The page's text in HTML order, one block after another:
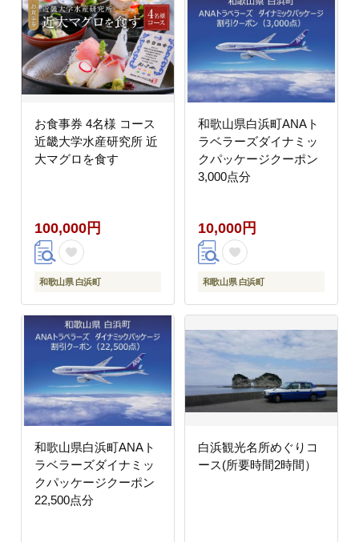
お食事券 4名様 コース
近畿大学水産研究所 近
大マグロを食す
100,000円
和歌山県 白浜町
和歌山県白浜町ANAト
ラベラーズダイナミッ
クパッケージクーポン
3,000点分
10,000円
和歌山県 白浜町
和歌山県白浜町ANAト
ラベラーズダイナミッ
クパッケージクーポン
22,500点分
白浜観光名所めぐりコ
ース(所要時間2時間）